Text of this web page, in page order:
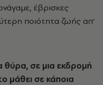
έβρισκες
ποιότητα ζωής απ’
θύρα, σε µια εκδροµή
µάθει σε κάποια